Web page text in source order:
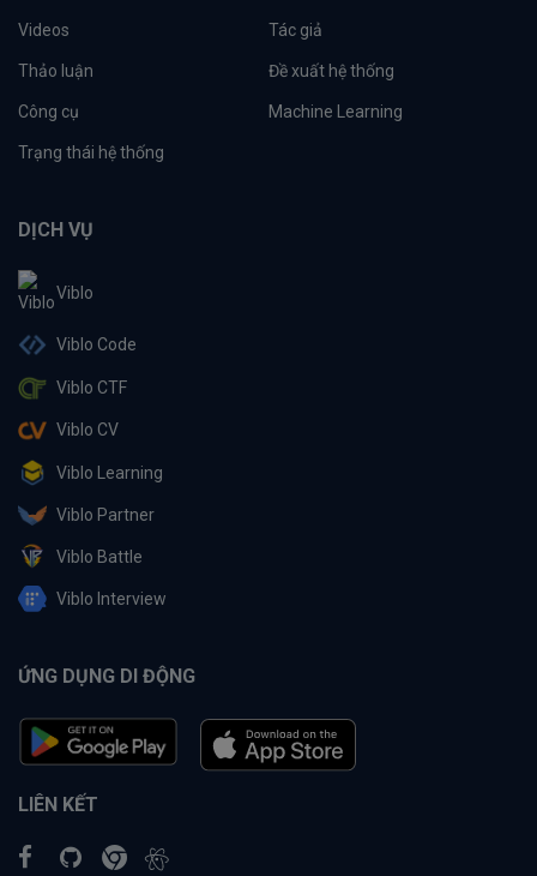
Videos Tác giả
Thảo luận Đề xuất hệ thống
Công cụ Machine Learning
Trạng thái hệ thống
DỊCH VỤ
Viblo
Viblo Code
Viblo CTF
Viblo CV
Viblo Learning
Viblo Partner
Viblo Battle
Viblo Interview
ỨNG DỤNG DI ĐỘNG
LIÊN KẾT